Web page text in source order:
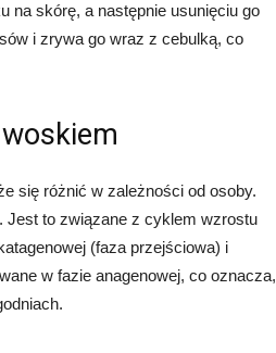
na skórę, a następnie usunięciu go
i zrywa go wraz z cebulką, co
się różnić w zależności od osoby.
Jest to związane z cyklem wzrostu
(faza przejściowa) i
w fazie anagenowej, co oznacza,